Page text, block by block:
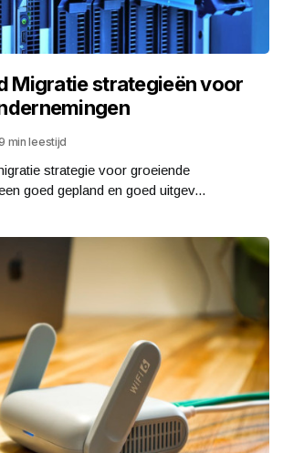
Migratie strategieën voor
min leestijd
strategie voor groeiende
goed gepland en goed uitgev...